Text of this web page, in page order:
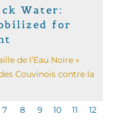
Water:
for
de l’Eau Noire »
Couvinois contre la
7 8 9 10 11
12